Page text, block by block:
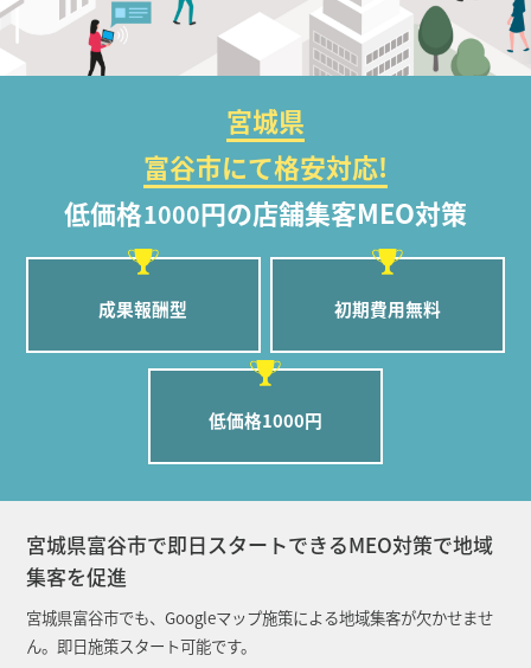
宮城県
富谷市にて格安対応!
低価格1000円の店舗集客MEO対策
成果報酬型 初期費用無料
低価格1000円
宮城県富谷市で即日スタートできるMEO対策で地域
集客を促進
宮城県富谷市でも、Googleマップ施策による地域集客が欠かせませ
ん。即日施策スタート可能です。